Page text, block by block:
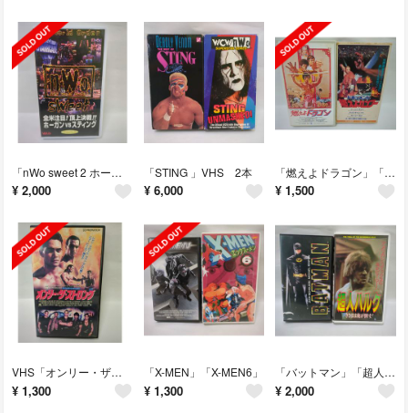
「nWo sweet 2 ホーガンvsスティングの頂上決戦!!」
¥ 2,000
「STING 」VHS 2本
¥ 6,000
「燃えよドラゴン」「燃えよカンフー」
¥ 1,500
VHS「オンリー・ザ・ストロング」
¥ 1,300
「X-MEN」「X-MEN6」
¥ 1,300
「バットマン」「超人ハルク」
¥ 2,000